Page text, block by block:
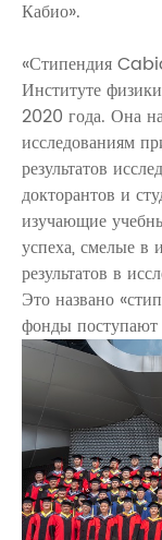
Кабио».
«Стипендия
Институте
2020 года. Она
исследованиям
результатов
докторантов и
изучающие
успеха, смелые в
результатов в
Это названо
фонды